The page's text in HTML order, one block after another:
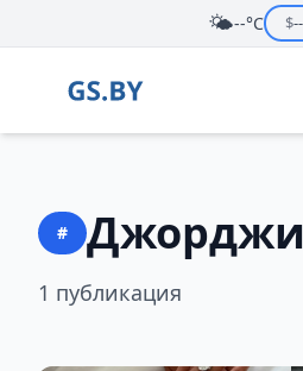
🌤️--°C $--
#
1 публикация